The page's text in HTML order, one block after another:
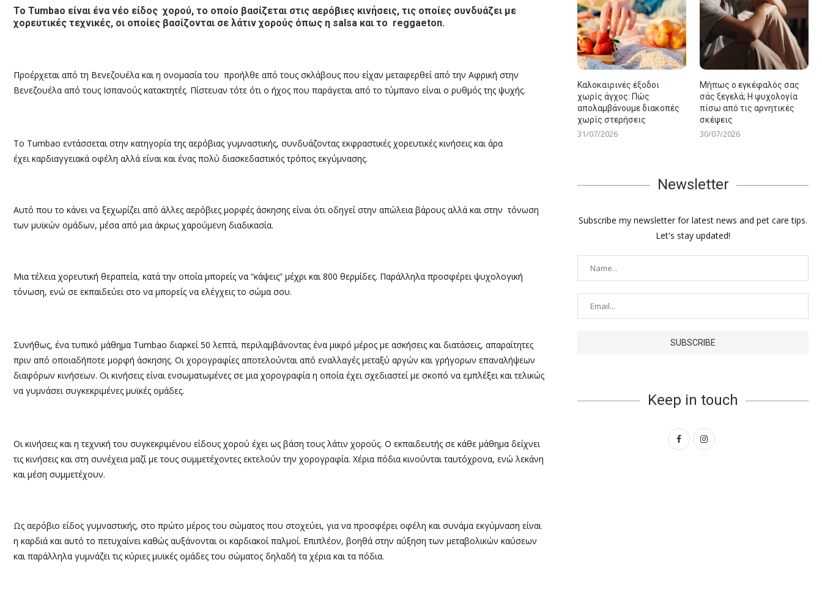
Το Tumbao είναι ένα νέο είδος χορού, το οποίο βασίζεται στις αερόβιες κινήσεις, τις οποίες συνδυάζει με
χορευτικές τεχνικές, οι οποίες βασίζονται σε λάτιν χορούς όπως η salsa και το reggaeton.
Προέρχεται από τη Βενεζουέλα και η ονομασία του προήλθε από τους σκλάβους που είχαν μεταφερθεί από την Αφρική στην
Βενεζουέλα από τους Ισπανούς κατακτητές. Πίστευαν τότε ότι ο ήχος που παράγεται από το τύμπανο είναι ο ρυθμός της ψυχής.
Το Τumbao εντάσσεται στην κατηγορία της αερόβιας γυμναστικής, συνδυάζοντας εκφραστικές χορευτικές κινήσεις και άρα
έχει καρδιαγγειακά οφέλη αλλά είναι και ένας πολύ διασκεδαστικός τρόπος εκγύμνασης.
Αυτό που το κάνει να ξεχωρίζει από άλλες αερόβιες μορφές άσκησης είναι ότι οδηγεί στην απώλεια βάρους αλλά και στην τόνωση
των μυϊκών ομάδων, μέσα από μια άκρως χαρούμενη διαδικασία.
Μια τέλεια χορευτική θεραπεία, κατά την οποία μπορείς να “κάψεις” μέχρι και 800 θερμίδες. Παράλληλα προσφέρει ψυχολογική
τόνωση, ενώ σε εκπαιδεύει στο να μπορείς να ελέγχεις το σώμα σου.
Συνήθως, ένα τυπικό μάθημα Tumbao διαρκεί 50 λεπτά, περιλαμβάνοντας ένα μικρό μέρος με ασκήσεις και διατάσεις, απαραίτητες
πριν από οποιαδήποτε μορφή άσκησης. Οι χορογραφίες αποτελούνται από εναλλαγές μεταξύ αργών και γρήγορων επαναλήψεων
διαφόρων κινήσεων. Οι κινήσεις είναι ενσωματωμένες σε μια χορογραφία η οποία έχει σχεδιαστεί με σκοπό να εμπλέξει και τελικώς
να γυμνάσει συγκεκριμένες μυϊκές ομάδες.
Οι κινήσεις και η τεχνική του συγκεκριμένου είδους χορού έχει ως βάση τους λάτιν χορούς. Ο εκπαιδευτής σε κάθε μάθημα δείχνει
τις κινήσεις και στη συνέχεια μαζί με τους συμμετέχοντες εκτελούν την χορογραφία. Χέρια πόδια κινούνται ταυτόχρονα, ενώ λεκάνη
και μέση συμμετέχουν.
Ως αερόβιο είδος γυμναστικής, στο πρώτο μέρος του σώματος που στοχεύει, για να προσφέρει οφέλη και συνάμα εκγύμναση είναι
η καρδιά και αυτό το πετυχαίνει καθώς αυξάνονται οι καρδιακοί παλμοί. Επιπλέον, βοηθά στην αύξηση των μεταβολικών καύσεων
και παράλληλα γυμνάζει τις κύριες μυϊκές ομάδες του σώματος δηλαδή τα χέρια και τα πόδια.
Καλοκαιρινές έξοδοι
χωρίς άγχος: Πώς
απολαμβάνουμε διακοπές
χωρίς στερήσεις
31/07/2026
Μήπως ο εγκέφαλός σας
σάς ξεγελά; Η ψυχολογία
πίσω από τις αρνητικές
σκέψεις
30/07/2026
Newsletter
Subscribe my newsletter for latest news and pet care tips.
Let's stay updated!
Keep in touch